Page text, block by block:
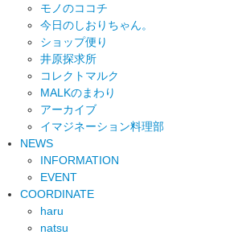
モノのココチ
今日のしおりちゃん。
ショップ便り
井原探求所
コレクトマルク
MALKのまわり
アーカイブ
イマジネーション料理部
NEWS
INFORMATION
EVENT
COORDINATE
haru
natsu